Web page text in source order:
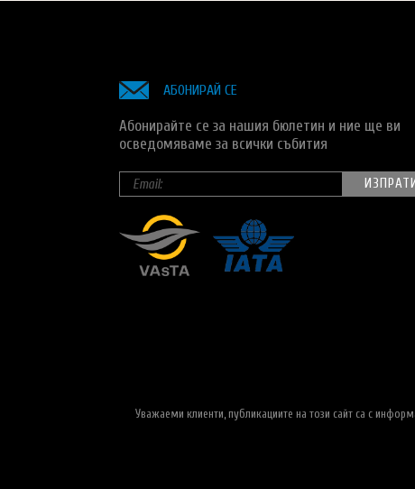
АБОНИРАЙ СЕ
Абонирайте се за нашия бюлетин и ние ще ви
осведомяваме за всички събития
Уважаеми клиенти, публикациите на този сайт са с